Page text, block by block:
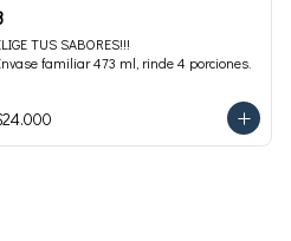
TUS SABORES!!!
familiar 473 ml, rinde 4 porciones.